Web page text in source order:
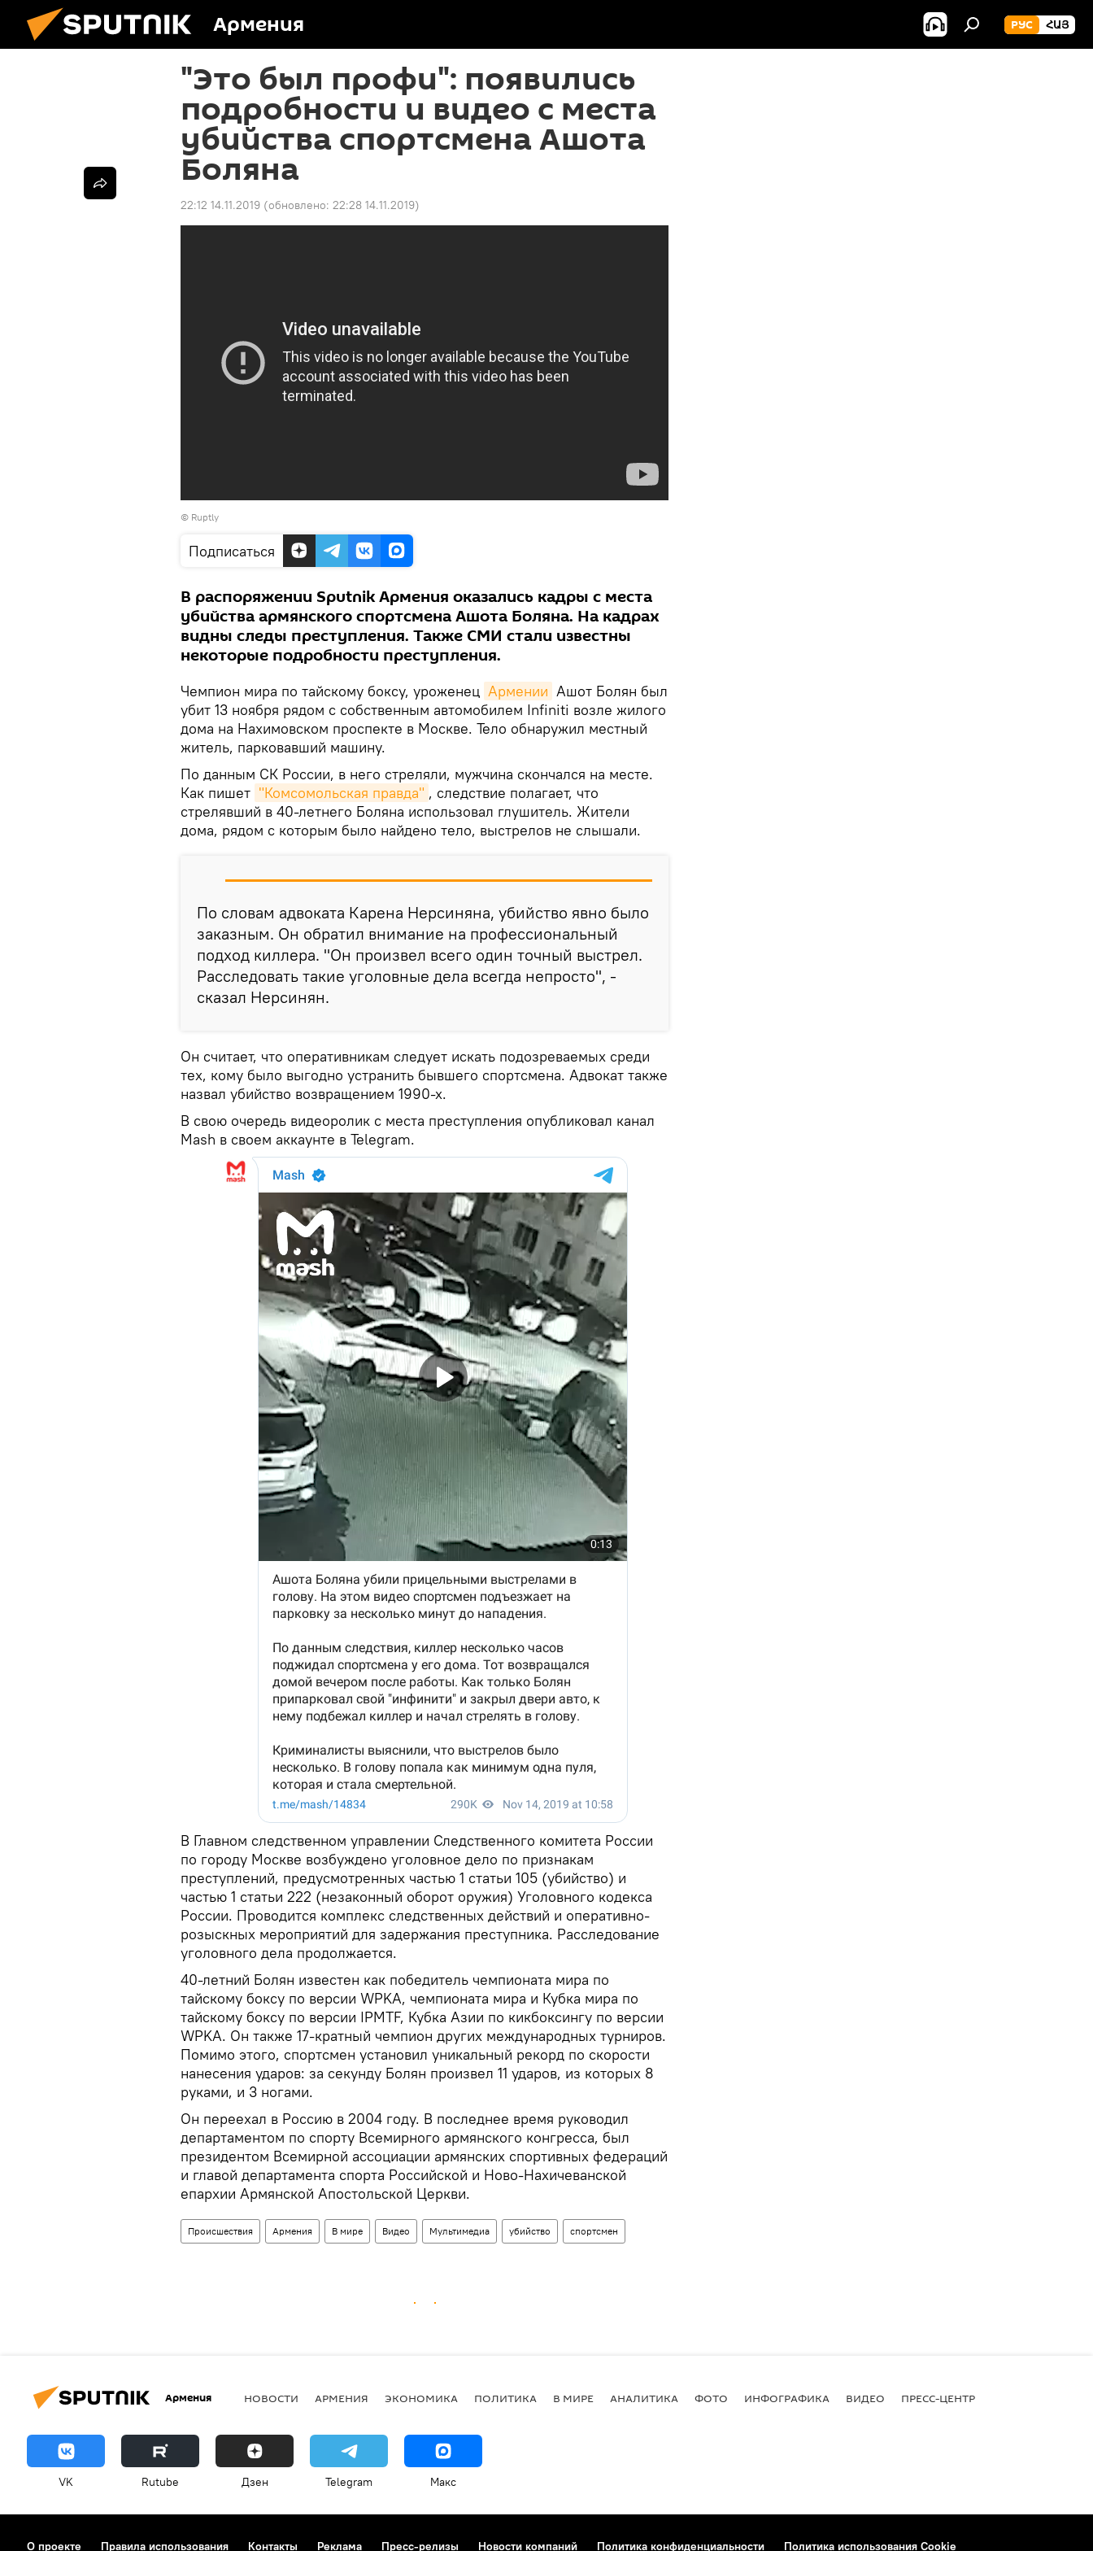
Армения РУС ՀԱՅ
"Это был профи": появились
подробности и видео с места
убийства спортсмена Ашота
Боляна
22:12 14.11.2019 (обновлено: 22:28 14.11.2019)
© Ruptly
Подписаться
В распоряжении Sputnik Армения оказались кадры с места
убийства армянского спортсмена Ашота Боляна. На кадрах
видны следы преступления. Также СМИ стали известны
некоторые подробности преступления.
Чемпион мира по тайскому боксу, уроженец Армении Ашот Болян был
убит 13 ноября рядом с собственным автомобилем Infiniti возле жилого
дома на Нахимовском проспекте в Москве. Тело обнаружил местный
житель, парковавший машину.
По данным СК России, в него стреляли, мужчина скончался на месте.
Как пишет "Комсомольская правда" , следствие полагает, что
стрелявший в 40-летнего Боляна использовал глушитель. Жители
дома, рядом с которым было найдено тело, выстрелов не слышали.
По словам адвоката Карена Нерсиняна, убийство явно было
заказным. Он обратил внимание на профессиональный
подход киллера. "Он произвел всего один точный выстрел.
Расследовать такие уголовные дела всегда непросто", -
сказал Нерсинян.
Он считает, что оперативникам следует искать подозреваемых среди
тех, кому было выгодно устранить бывшего спортсмена. Адвокат также
назвал убийство возвращением 1990-х.
В свою очередь видеоролик с места преступления опубликовал канал
Mash в своем аккаунте в Telegram.
В Главном следственном управлении Следственного комитета России
по городу Москве возбуждено уголовное дело по признакам
преступлений, предусмотренных частью 1 статьи 105 (убийство) и
частью 1 статьи 222 (незаконный оборот оружия) Уголовного кодекса
России. Проводится комплекс следственных действий и оперативно-
розыскных мероприятий для задержания преступника. Расследование
уголовного дела продолжается.
40-летний Болян известен как победитель чемпионата мира по
тайскому боксу по версии WPKA, чемпионата мира и Кубка мира по
тайскому боксу по версии IPMTF, Кубка Азии по кикбоксингу по версии
WPKA. Он также 17-кратный чемпион других международных турниров.
Помимо этого, спортсмен установил уникальный рекорд по скорости
нанесения ударов: за секунду Болян произвел 11 ударов, из которых 8
руками, и 3 ногами.
Он переехал в Россию в 2004 году. В последнее время руководил
департаментом по спорту Всемирного армянского конгресса, был
президентом Всемирной ассоциации армянских спортивных федераций
и главой департамента спорта Российской и Ново-Нахичеванской
епархии Армянской Апостольской Церкви.
Происшествия Армения В мире Видео Мультимедиа убийство спортсмен
Армения НОВОСТИ АРМЕНИЯ ЭКОНОМИКА ПОЛИТИКА В МИРЕ АНАЛИТИКА ФОТО ИНФОГРАФИКА ВИДЕО ПРЕСС-ЦЕНТР
VK Rutube Дзен Telegram Макс
О проекте Правила использования Контакты Реклама Пресс-релизы Новости компаний Политика конфиденциальности Политика использования Cookie